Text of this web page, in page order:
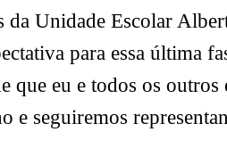
da Unidade Escolar
para essa última
que eu e todos os
e seguiremos